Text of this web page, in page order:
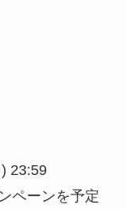
23:59
ペーンを予定